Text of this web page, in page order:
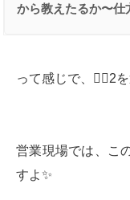
から教えたるか〜仕
って感じで、👱‍♂️2
営業現場では、こ
すよ✨